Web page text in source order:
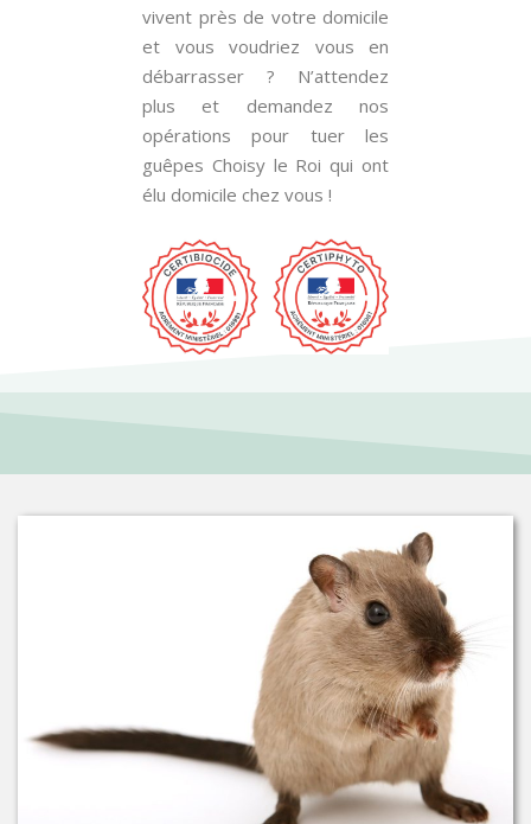
vivent près de votre domicile
et vous voudriez vous en
débarrasser ? N’attendez
plus et demandez nos
opérations pour tuer les
guêpes Choisy le Roi qui ont
élu domicile chez vous !